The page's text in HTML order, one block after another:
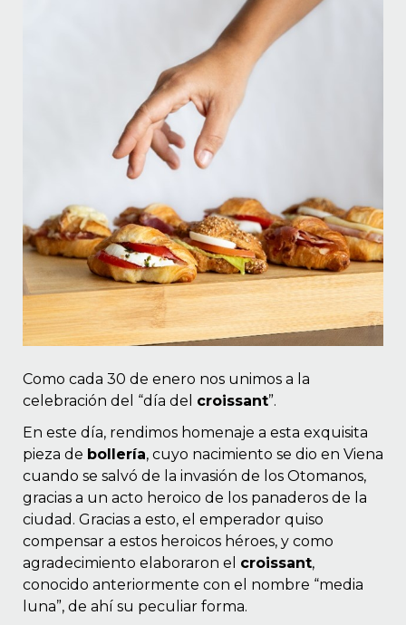
Como cada 30 de enero nos unimos a la
celebración del “día del croissant”.
En este día, rendimos homenaje a esta exquisita
pieza de bollería, cuyo nacimiento se dio en Viena
cuando se salvó de la invasión de los Otomanos,
gracias a un acto heroico de los panaderos de la
ciudad. Gracias a esto, el emperador quiso
compensar a estos heroicos héroes, y como
agradecimiento elaboraron el croissant,
conocido anteriormente con el nombre “media
luna”, de ahí su peculiar forma.